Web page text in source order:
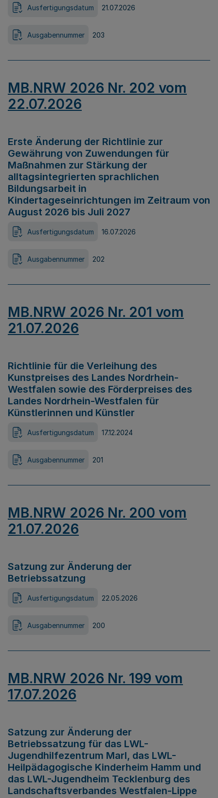
Ausfertigungsdatum 21.07.2026
Ausgabennummer 203
MB.NRW 2026 Nr. 202 vom
22.07.2026
Erste Änderung der Richtlinie zur
Gewährung von Zuwendungen für
Maßnahmen zur Stärkung der
alltagsintegrierten sprachlichen
Bildungsarbeit in
Kindertageseinrichtungen im Zeitraum von
August 2026 bis Juli 2027
Ausfertigungsdatum 16.07.2026
Ausgabennummer 202
MB.NRW 2026 Nr. 201 vom
21.07.2026
Richtlinie für die Verleihung des
Kunstpreises des Landes Nordrhein-
Westfalen sowie des Förderpreises des
Landes Nordrhein-Westfalen für
Künstlerinnen und Künstler
Ausfertigungsdatum 17.12.2024
Ausgabennummer 201
MB.NRW 2026 Nr. 200 vom
21.07.2026
Satzung zur Änderung der
Betriebssatzung
Ausfertigungsdatum 22.05.2026
Ausgabennummer 200
MB.NRW 2026 Nr. 199 vom
17.07.2026
Satzung zur Änderung der
Betriebssatzung für das LWL-
Jugendhilfezentrum Marl, das LWL-
Heilpädagogische Kinderheim Hamm und
das LWL-Jugendheim Tecklenburg des
Landschaftsverbandes Westfalen-Lippe